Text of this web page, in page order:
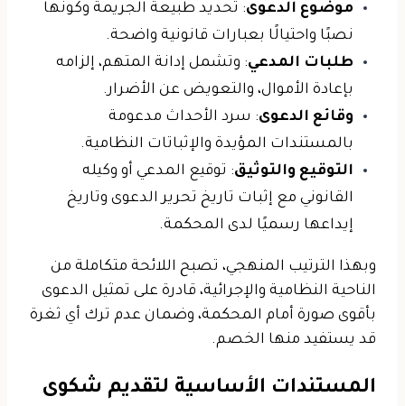
موضوع الدعوى: تحديد طبيعة الجريمة وكونها
نصبًا واحتيالًا بعبارات قانونية واضحة.
طلبات المدعي: وتشمل إدانة المتهم، إلزامه
بإعادة الأموال، والتعويض عن الأضرار.
وقائع الدعوى: سرد الأحداث مدعومة
بالمستندات المؤيدة والإثباتات النظامية.
التوقيع والتوثيق: توقيع المدعي أو وكيله
القانوني مع إثبات تاريخ تحرير الدعوى وتاريخ
إيداعها رسميًا لدى المحكمة.
وبهذا الترتيب المنهجي، تصبح اللائحة متكاملة من
الناحية النظامية والإجرائية، قادرة على تمثيل الدعوى
بأقوى صورة أمام المحكمة، وضمان عدم ترك أي ثغرة
قد يستفيد منها الخصم.
المستندات الأساسية لتقديم شكوى